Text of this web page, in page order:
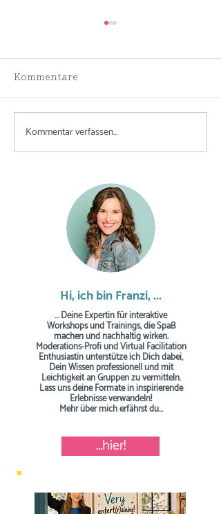
Meine TOP 10 | Welche
Kommentare
Kommentar verfassen...
Hi, ich bin Franzi, ...
... Deine Expertin für interaktive
Workshops und Trainings, die Spaß
machen und nachhaltig wirken.
Moderations-Profi und Virtual Facilitation
Enthusiastin unterstütze ich Dich dabei,
Dein Wissen professionell und mit
Leichtigkeit an Gruppen zu vermitteln.
Lass uns deine Formate in inspirierende
Erlebnisse verwandeln!
Mehr über mich erfährst du...
...hier!